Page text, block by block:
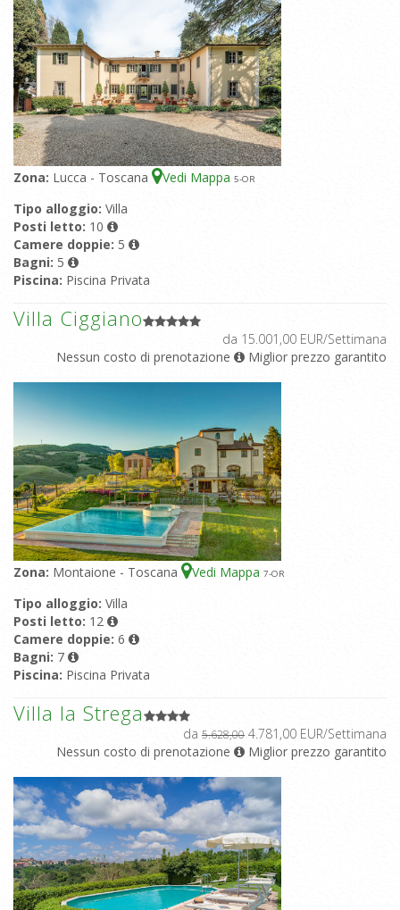
Zona: Lucca - Toscana Vedi Mappa 5-OR
Tipo alloggio: Villa
Posti letto: 10
Camere doppie: 5
Bagni: 5
Piscina: Piscina Privata
Villa Ciggiano
da 15.001,00 EUR/Settimana
Nessun costo di prenotazione
Miglior prezzo garantito
Zona: Montaione - Toscana Vedi Mappa 7-OR
Tipo alloggio: Villa
Posti letto: 12
Camere doppie: 6
Bagni: 7
Piscina: Piscina Privata
Villa la Strega
da 5.628,00 4.781,00 EUR/Settimana
Nessun costo di prenotazione
Miglior prezzo garantito